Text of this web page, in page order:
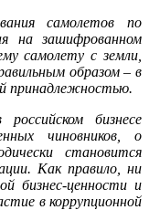
самолетов по
на зашифрованном
самолету с земли,
образом – в
принадлежностью.
бизнесе
чиновников, о
становится
Как правило, ни
бизнес-ценности и
в коррупционной